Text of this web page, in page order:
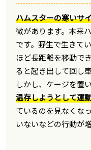
ハムスターの寒いサ
徴があります。本来
です。野生で生きて
ほど長距離を移動で
ると起き出して回し
しかし、ケージを置
温存しようとして運
ているのを見なくな
いないなどの行動が